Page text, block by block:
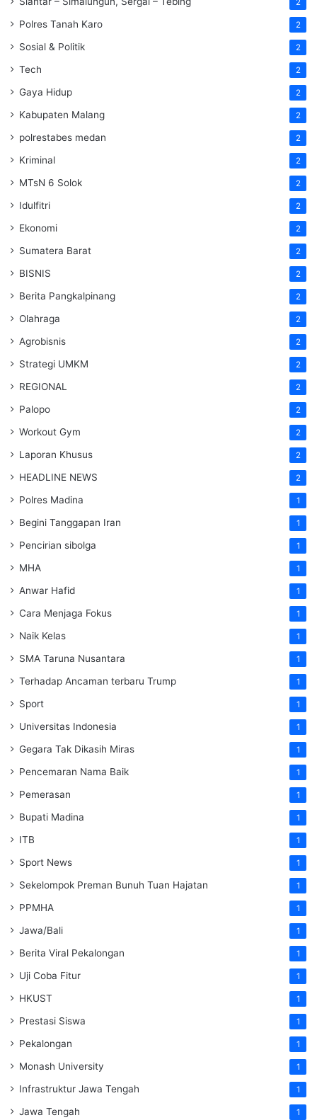
2
Polres Tanah Karo 2
Sosial & Politik 2
Tech 2
Gaya Hidup 2
Kabupaten Malang 2
polrestabes medan 2
Kriminal 2
MTsN 6 Solok 2
Idulfitri 2
Ekonomi 2
Sumatera Barat 2
BISNIS 2
Berita Pangkalpinang 2
Olahraga 2
Agrobisnis 2
Strategi UMKM 2
REGIONAL 2
Palopo 2
Workout Gym 2
Laporan Khusus 2
HEADLINE NEWS 2
Polres Madina 1
Begini Tanggapan Iran 1
Pencirian sibolga 1
MHA 1
Anwar Hafid 1
Cara Menjaga Fokus 1
Naik Kelas 1
SMA Taruna Nusantara 1
Terhadap Ancaman terbaru Trump 1
Sport 1
Universitas Indonesia 1
Gegara Tak Dikasih Miras 1
Pencemaran Nama Baik 1
Pemerasan 1
Bupati Madina 1
ITB 1
Sport News 1
Sekelompok Preman Bunuh Tuan Hajatan 1
PPMHA 1
Jawa/Bali 1
Berita Viral Pekalongan 1
Uji Coba Fitur 1
HKUST 1
Prestasi Siswa 1
Pekalongan 1
Monash University 1
Infrastruktur Jawa Tengah 1
Jawa Tengah 1